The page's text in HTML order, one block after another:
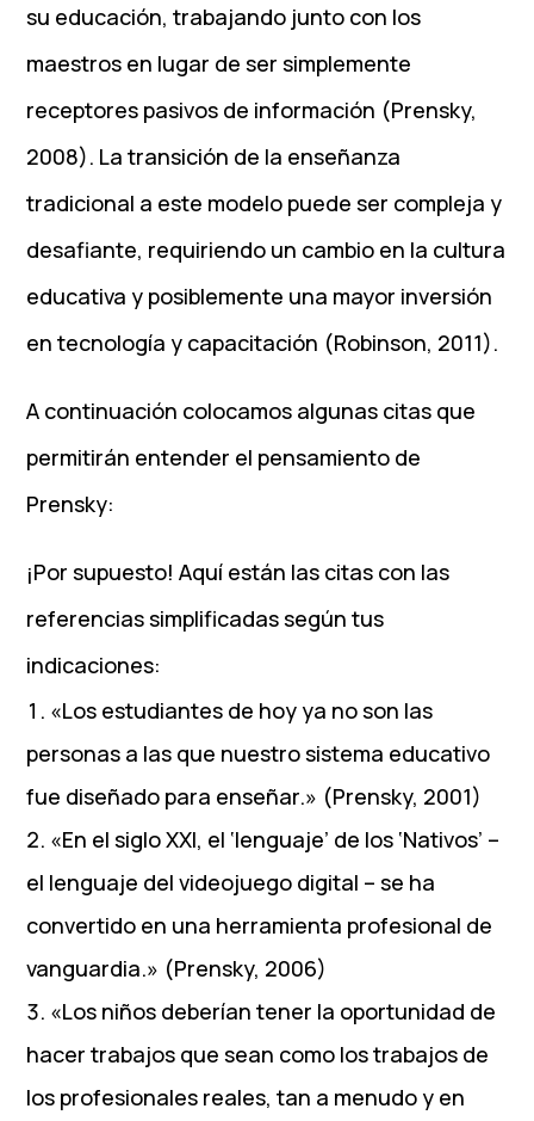
su educación, trabajando junto con los
maestros en lugar de ser simplemente
receptores pasivos de información (Prensky,
2008). La transición de la enseñanza
tradicional a este modelo puede ser compleja y
desafiante, requiriendo un cambio en la cultura
educativa y posiblemente una mayor inversión
en tecnología y capacitación (Robinson, 2011).
A continuación colocamos algunas citas que
permitirán entender el pensamiento de
Prensky:
¡Por supuesto! Aquí están las citas con las
referencias simplificadas según tus
indicaciones:
«Los estudiantes de hoy ya no son las
personas a las que nuestro sistema educativo
fue diseñado para enseñar.» (Prensky, 2001)
«En el siglo XXI, el ‘lenguaje’ de los ‘Nativos’ –
el lenguaje del videojuego digital – se ha
convertido en una herramienta profesional de
vanguardia.» (Prensky, 2006)
«Los niños deberían tener la oportunidad de
hacer trabajos que sean como los trabajos de
los profesionales reales, tan a menudo y en